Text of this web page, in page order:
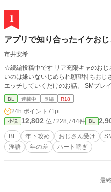
1
アプリで知り合ったイケお
市井安希
☆続編投稿中です リア充陽キャのおじさん好き高校生ゆうくんと淫語大好き痛
いのは嫌いないじめられ願望持ちお
エッチしていく
BL 連載中 長編 R18
24h.ポイント 71pt
小説 12,802 位 / 228,744件 BL
BL 年下攻め おじさん受け
淫語
年の差 ハート喘ぎ
最